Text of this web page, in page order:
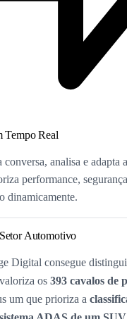
Tempo Real
conversa, analisa e adapta
performance,
dinamicamente.
Automotivo
Digital consegue
os 393 cavalos de
um que prioriza a